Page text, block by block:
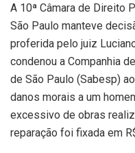
A 10ª Câmara de Direito
São Paulo manteve
proferida pelo juiz
condenou a Companhia
de São Paulo (Sabesp)
danos morais a um
excessivo de obras
reparação foi fixada em